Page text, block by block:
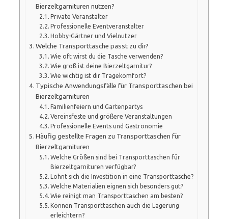
Bierzeltgarnituren nutzen?
Private Veranstalter
Professionelle Eventveranstalter
Hobby-Gärtner und Vielnutzer
Welche Transporttasche passt zu dir?
Wie oft wirst du die Tasche verwenden?
Wie groß ist deine Bierzeltgarnitur?
Wie wichtig ist dir Tragekomfort?
Typische Anwendungsfälle für Transporttaschen bei
Bierzeltgarnituren
Familienfeiern und Gartenpartys
Vereinsfeste und größere Veranstaltungen
Professionelle Events und Gastronomie
Häufig gestellte Fragen zu Transporttaschen für
Bierzeltgarnituren
Welche Größen sind bei Transporttaschen für
Bierzeltgarnituren verfügbar?
Lohnt sich die Investition in eine Transporttasche?
Welche Materialien eignen sich besonders gut?
Wie reinigt man Transporttaschen am besten?
Können Transporttaschen auch die Lagerung
erleichtern?